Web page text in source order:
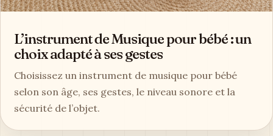
L’instrument de Musique pour bébé : un
choix adapté à ses gestes
Choisissez un instrument de musique pour bébé
selon son âge, ses gestes, le niveau sonore et la
sécurité de l’objet.